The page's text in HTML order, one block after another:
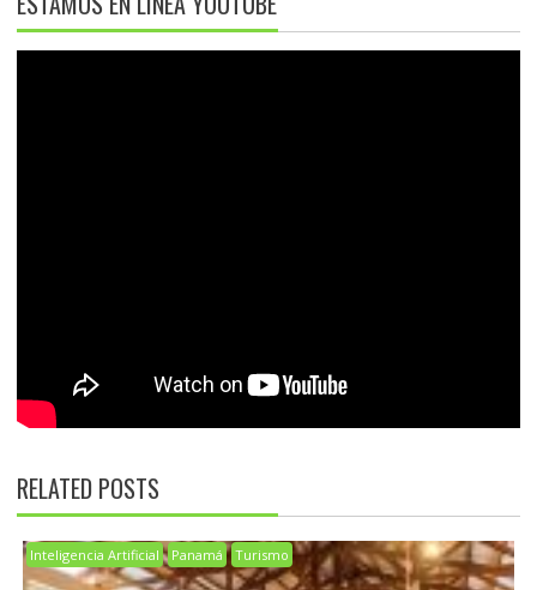
RELATED POSTS
Inteligencia Artificial Panamá Turismo